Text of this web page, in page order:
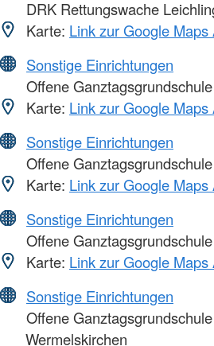
DRK Rettungswache
Karte: Link zur Google Maps
Sonstige Einrichtungen
Offene
Karte: Link zur Google Maps
Sonstige Einrichtungen
Offene
Karte: Link zur Google Maps
Sonstige Einrichtungen
Offene
Karte: Link zur Google Maps
Sonstige Einrichtungen
Offene
Wermelskirchen